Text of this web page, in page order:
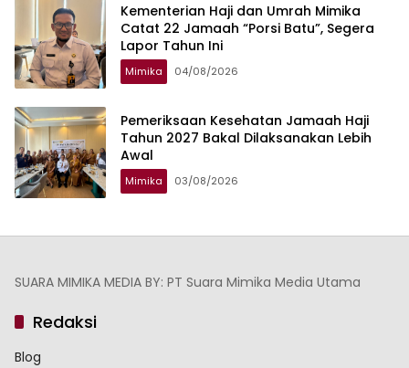
Kementerian Haji dan Umrah Mimika
Catat 22 Jamaah “Porsi Batu”, Segera
Lapor Tahun Ini
Mimika 04/08/2026
Pemeriksaan Kesehatan Jamaah Haji
Tahun 2027 Bakal Dilaksanakan Lebih
Awal
Mimika 03/08/2026
SUARA MIMIKA MEDIA BY: PT Suara Mimika Media Utama
Redaksi
Blog